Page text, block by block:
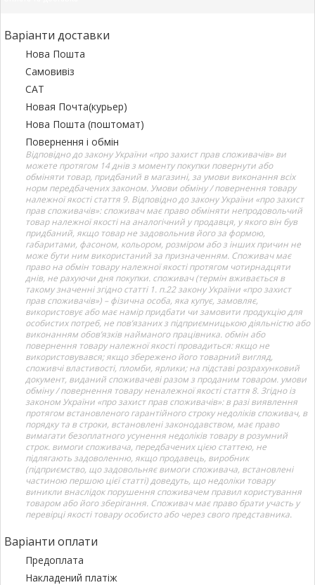
Варіанти доставки
Нова Пошта
Самовивіз
САТ
Новая Почта(курьер)
Нова Пошта (поштомат)
Повернення і обмін
Відповідно до закону України «про захист прав споживачів» ви
можете протягом 14 днів з моменту покупки повернути або
обміняти товар, придбаний в магазині, за умови виконання всіх
норм передбачених законом. Умови обміну / повернення товару
належної якості стаття 9. Відповідно до закону України «про захист
прав споживачів»: споживач має право обміняти непродовольчий
товар належної якості на аналогічний у продавця, у якого він був
придбаний, якщо товар не задовольнив його за формою,
габаритами, фасоном, кольором, розміром або з інших причин не
може бути ним використаний за призначенням. Споживач має
право на обмін товару належної якості протягом чотирнадцяти
днів, не рахуючи дня покупки. споживач (термін вживається в
такому значенні згідно статті 1. п.22 закону України «про захист
прав споживачів») – фізична особа, яка купує, замовляє,
використовує або має намір придбати чи замовити продукцію для
особистих потреб, не пов’язаних з підприємницькою діяльністю або
виконанням обов’язків найманого працівника. обмін або
повернення товару належної якості провадиться: якщо не
використовувався; якщо збережено його товарний вигляд,
споживчі властивості, пломби, ярлики; на підставі розрахунковий
документ, виданий споживачеві разом з проданим товаром. умови
обміну / повернення товару неналежної якості стаття 8. Згідно із
законом України «про захист прав споживачів»: в разі виявлення
протягом встановленого гарантійного строку недоліків споживач, в
порядку та в строки, встановлені законодавством, має право
вимагати безоплатного усунення недоліків товару в розумний
строк. вимоги споживача, передбачених цією статтею, не
підлягають задоволенню, якщо продавець, виробник
(підприємство, що задовольняє вимоги споживача, встановлені
частиною першою цієї статті) доведуть, що недоліки товару
виникли внаслідок порушення споживачем правил користування
товаром або його зберігання. Споживач має право брати участь у
перевірці якості товару особисто або через свого представника.
Варіанти оплати
Предоплата
Накладений платіж